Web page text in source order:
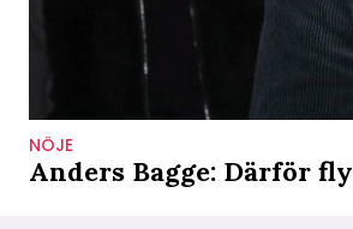
NÖJE
Anders Bagge: Därför